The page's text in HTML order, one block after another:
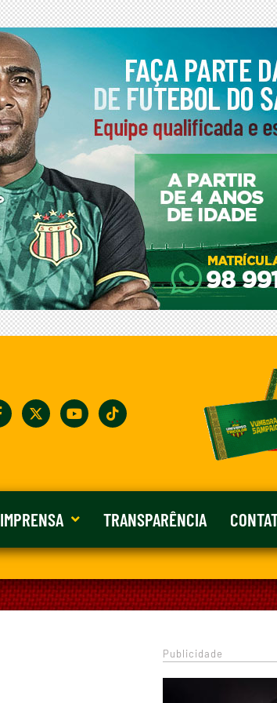
IMPRENSA TRANSPARÊNCIA
Publicidade